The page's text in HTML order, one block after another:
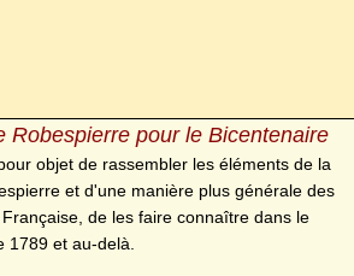
Robespierre pour le Bicentenaire
objet de rassembler les éléments de la
et d'une manière plus générale des
de les faire connaître dans le
1789 et au-delà.